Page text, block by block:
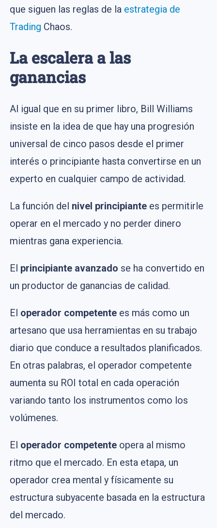
que siguen las reglas de la estrategia de
Trading Chaos.
La escalera a las
ganancias
Al igual que en su primer libro, Bill Williams
insiste en la idea de que hay una progresión
universal de cinco pasos desde el primer
interés o principiante hasta convertirse en un
experto en cualquier campo de actividad.
La función del nivel principiante es permitirle
operar en el mercado y no perder dinero
mientras gana experiencia.
El principiante avanzado se ha convertido en
un productor de ganancias de calidad.
El operador competente es más como un
artesano que usa herramientas en su trabajo
diario que conduce a resultados planificados.
En otras palabras, el operador competente
aumenta su ROI total en cada operación
variando tanto los instrumentos como los
volúmenes.
El operador competente opera al mismo
ritmo que el mercado. En esta etapa, un
operador crea mental y físicamente su
estructura subyacente basada en la estructura
del mercado.